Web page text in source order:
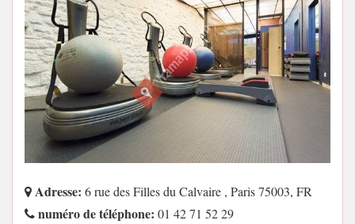
Adresse: 6 rue des Filles du Calvaire , Paris 75003, FR
numéro de téléphone: 01 42 71 52 29